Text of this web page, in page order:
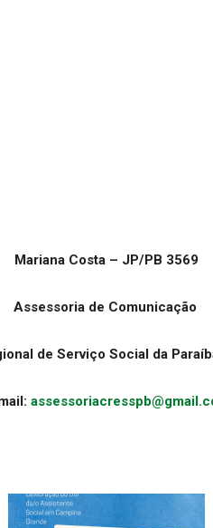
Mariana Costa – JP/PB 3569
Assessoria de Comunicação
de Serviço Social da